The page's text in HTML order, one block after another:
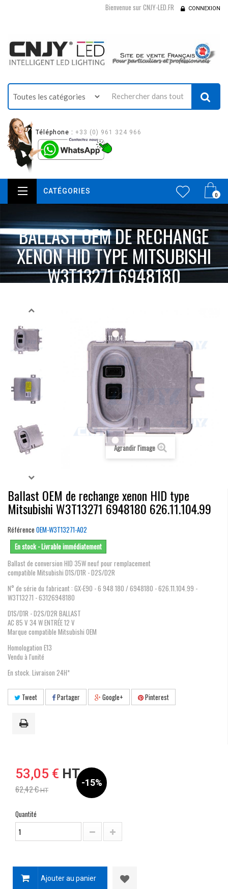
Bienvenue sur CNJY-LED.FR CONNEXION
Téléphone : +33 (0) 961 324 966
0
CATÉGORIES
BALLAST OEM DE RECHANGE
XENON HID TYPE MITSUBISHI
W3T13271 6948180
ACCUEIL
BALLAST OEM DE RECHANGE XENON HID TYPE MITSUBISHI W3T13271 6948180
626.11.104.99
Agrandir l'image
Ballast OEM de rechange xenon HID type
Mitsubishi W3T13271 6948180 626.11.104.99
Référence OEM-W3T13271-A02
En stock - Livrable immédiatement
Ballast de conversion HID 35W neuf pour remplacement
compatible Mitsubishi D1S/D1R - D2S/D2R
N° de série du fabricant : GX-E90 - 6 948 180 / 6948180 - 626.11.104.99 -
W3T13271 - 63126948180
D1S/D1R - D2S/D2R BALLAST
AC 85 V 34 W ENTRÉE 12 V
Marque compatible Mitsubishi OEM
Homologation E13
Vendu à l'unité
En stock. Livraison 24H*
Tweet Partager Google+ Pinterest
53,05 € HT
62,42 €HT
-15%
Quantité
Ajouter au panier